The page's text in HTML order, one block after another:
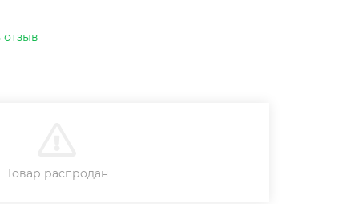
отзыв
Товар распродан